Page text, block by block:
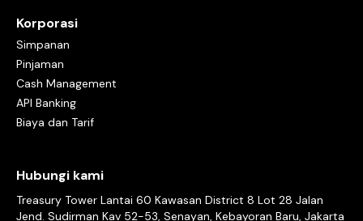
Bank Yudha Bhakti memasuki era dengan menggandeng PT
Akulaku Silvrr Indonesia sebagai pemegang saham baru.
Bank Neo Commerce hadir sebagai bank dengan layanan digital
Indonesia yang inovatif dengan memberikan pengalaman
transaksi perbankan mudah, menyenangkan serta aman dalam
satu genggaman.
Apa itu aplikasi neobank?
Aplikasi neobank adalah aplikasi bank layanan digital dari Bank
Apa saja fitur-fitur di aplikasi neobank?
lewat smartphone. Bisa ngapain saja?
- Produk & Layanan
Korporasi
Simpanan
Pinjaman
Cash Management
API Banking
Biaya dan Tarif
Hubungi kami
Treasury Tower Lantai 60 Kawasan District 8 Lot 28 Jalan
Jend. Sudirman Kav 52-53, Senayan, Kebayoran Baru, Jakarta